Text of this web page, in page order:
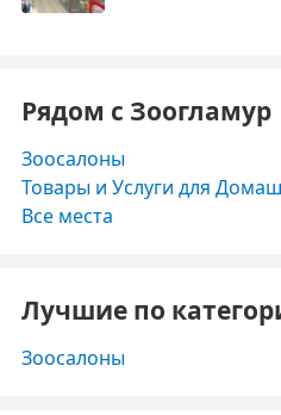
Рядом с Зоогламур
Зоосалоны
Товары и Услуги для
Все места
Лучшие по
Зоосалоны